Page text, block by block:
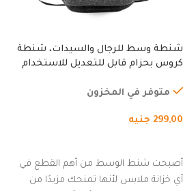
شنطة وسط للرجال والسيدات، شنطة
كروس بحزام قابل للتعديل للاستخدام
المشي لمسافات طويلة، وركوب
متوفر في المخزون
299,00 جنيه
أصبحت شنط الوسط من أهم القطع في
أي خزانة ملابس لأنها تمنحك مزيدًا من